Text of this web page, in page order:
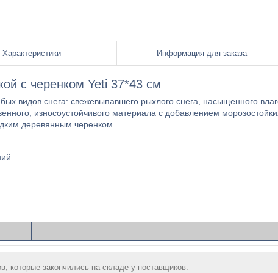
Характеристики Информация для заказа
с черенком Yeti 37*43 см
видов снега: свежевыпавшего рыхлого снега, насыщенного
износоустойчивого материала с добавлением
деревянным черенком.
которые закончились на складе у поставщиков.